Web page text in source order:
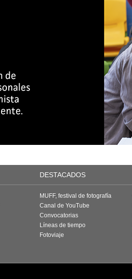
DESTACADOS
MUFF, festival de fotografía
Canal de YouTube
Convocatorias
Líneas de tiempo
Fotoviaje